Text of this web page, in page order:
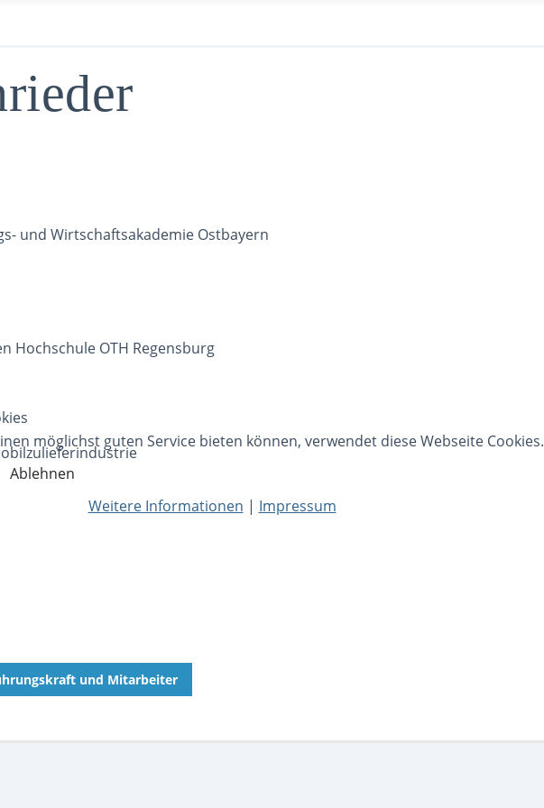
und Wirtschaftsakademie Ostbayern
Hochschule OTH Regensburg
und Mitarbeiter
möglichst guten Service bieten können, verwendet diese Webseite Cookies.
Ablehnen
Weitere Informationen | Impressum